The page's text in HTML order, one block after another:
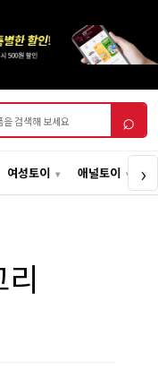
⌕
여성토이 애널토이 ›